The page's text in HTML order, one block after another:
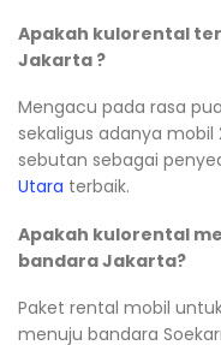
Apakah kulorental
Jakarta ?
Mengacu pada rasa
sekaligus adanya
sebutan sebagai
Utara terbaik.
Apakah kulorental
bandara Jakarta?
Paket rental mobil
menuju bandara